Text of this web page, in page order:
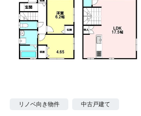
リノベ向き物件 中古戸建て